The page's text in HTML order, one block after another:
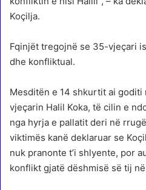
Koçilja.
Fqinjët tregojnë se 35-vjeçari
dhe konfliktual.
Mesditën e 14 shkurtit ai
vjeçarin Halil Koka, të cilin e
nga hyrja e pallatit deri në
viktimës kanë deklaruar se
nuk pranonte t’i shlyente, por
konflikt gjatë dëshmisë së tij